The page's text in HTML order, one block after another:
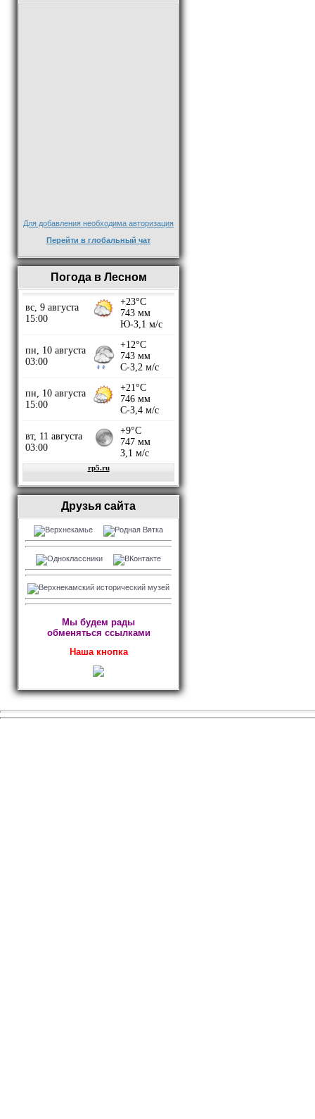
Для добавления необходима авторизация
Перейти в глобальный чат
Погода в Лесном
Друзья сайта
Мы будем рады
обменяться ссылками
Наша кнопка